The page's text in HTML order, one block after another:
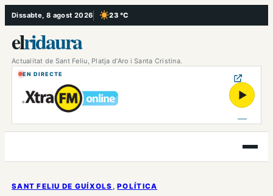
Vés
al
contingut
Dissabte, 8 agost 2026 23 °C
, Cel serè
elridaura
Actualitat de Sant Feliu, Platja d’Aro i Santa Cristina.
EN DIRECTE
▶
Obre
el
SANT FELIU DE GUÍXOLS , POLÍTICA